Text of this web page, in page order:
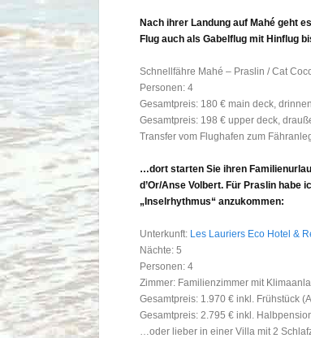
Nach ihrer Landung auf Mahé geht
Flug auch als Gabelflug mit Hinflug
Schnellfähre Mahé – Praslin / Cat
Personen: 4
Gesamtpreis: 180 € main deck,
Gesamtpreis: 198 € upper deck,
Transfer vom Flughafen zum
…dort starten Sie ihren
d’Or/Anse Volbert. Für Praslin habe
„Inselrhythmus“ anzukommen:
Unterkunft: Les Lauriers Eco Hotel &
Nächte: 5
Personen: 4
Zimmer: Familienzimmer mit
Gesamtpreis: 1.970 € inkl. Frühstück
Gesamtpreis: 2.795 € inkl.
…oder lieber in einer Villa mit 2